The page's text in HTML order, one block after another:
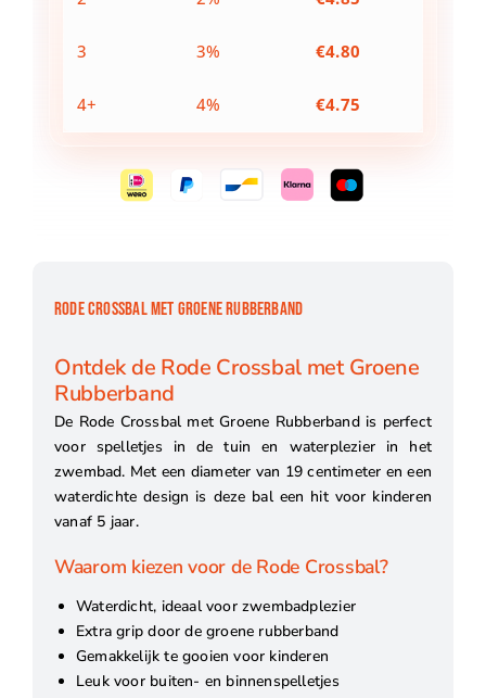
3 3% €4.80
4+ 4% €4.75
RODE CROSSBAL MET GROENE RUBBERBAND
Ontdek de Rode Crossbal met Groene
Rubberband
De Rode Crossbal met Groene Rubberband is perfect
voor spelletjes in de tuin en waterplezier in het
zwembad. Met een diameter van 19 centimeter en een
waterdichte design is deze bal een hit voor kinderen
vanaf 5 jaar.
Waarom kiezen voor de Rode Crossbal?
Waterdicht, ideaal voor zwembadplezier
Extra grip door de groene rubberband
Gemakkelijk te gooien voor kinderen
Leuk voor buiten- en binnenspelletjes